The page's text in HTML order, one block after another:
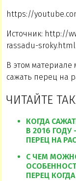
https://
Источник: http://
rassadu-sroky.html
В этом материале
сажать перец на
ЧИТАЙТЕ
КОГДА
В 2016
ПЕРЕЦ НА
С ЧЕМ
ПЕРЕЦ